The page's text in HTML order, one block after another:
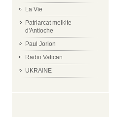
La Vie
Patriarcat melkite
d'Antioche
Paul Jorion
Radio Vatican
UKRAINE